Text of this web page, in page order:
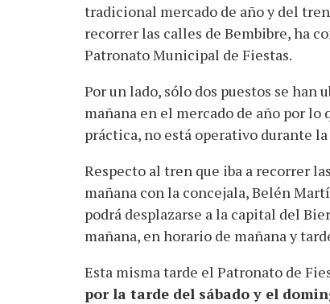
tradicional mercado de año y del
recorrer las calles de Bembibre, ha
Patronato Municipal de Fiestas.
Por un lado, sólo dos puestos se han
mañana en el mercado de año por lo
práctica, no está operativo durante
Respecto al tren que iba a recorrer
mañana con la concejala, Belén
podrá desplazarse a la capital del
mañana, en horario de mañana y
Esta misma tarde el Patronato de
por la tarde del sábado y el